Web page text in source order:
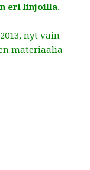
eri linjoilla.
nyt vain
materiaalia